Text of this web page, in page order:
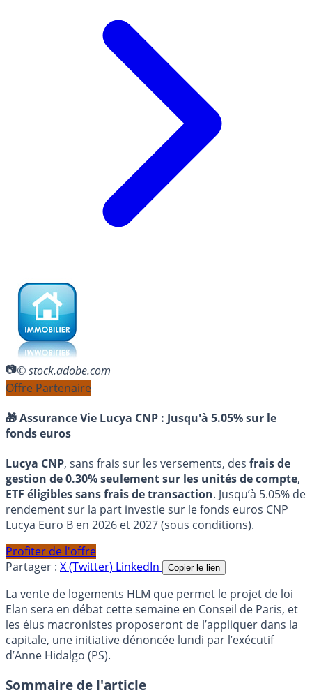
© stock.adobe.com
Offre Partenaire
🎁 Assurance Vie Lucya CNP : Jusqu'à 5.05% sur le
fonds euros
Lucya CNP, sans frais sur les versements, des frais de
gestion de 0.30% seulement sur les unités de compte,
ETF éligibles sans frais de transaction. Jusqu’à 5.05% de
rendement sur la part investie sur le fonds euros CNP
Lucya Euro B en 2026 et 2027 (sous conditions).
Profiter de l'offre
Partager : X (Twitter) LinkedIn Copier le lien
La vente de logements HLM que permet le projet de loi
Elan sera en débat cette semaine en Conseil de Paris, et
les élus macronistes proposeront de l’appliquer dans la
capitale, une initiative dénoncée lundi par l’exécutif
d’Anne Hidalgo (PS).
Sommaire de l'article